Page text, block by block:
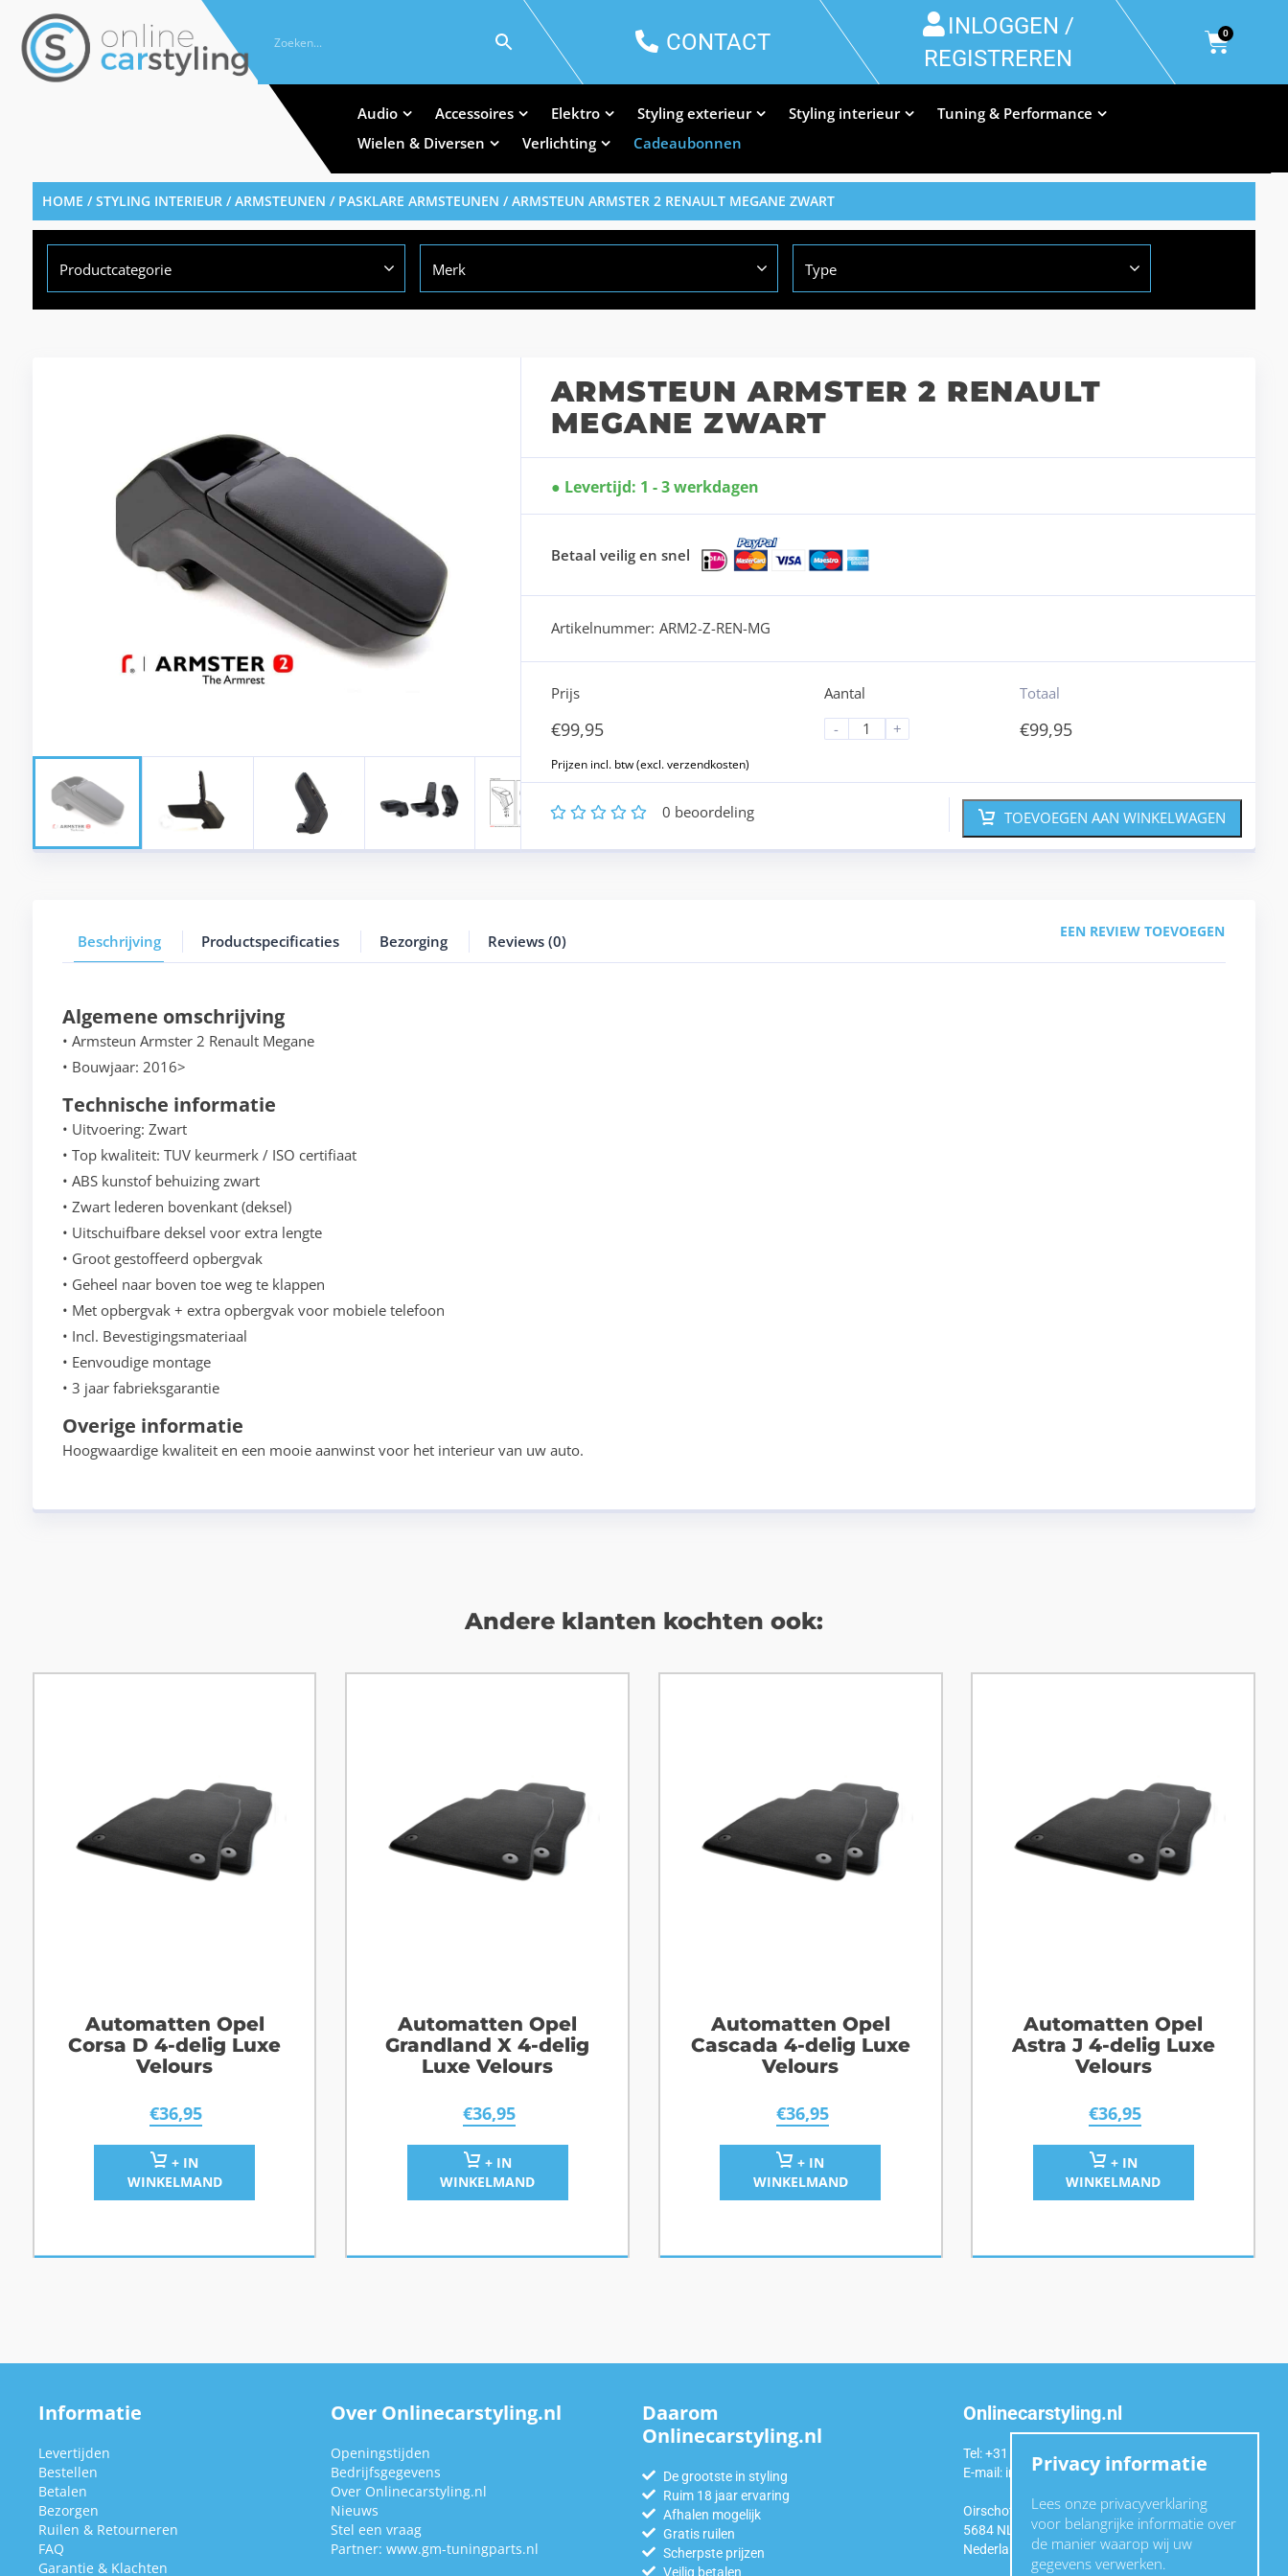
CONTACT
INLOGGEN /
REGISTREREN
0
Audio Accessoires Elektro Styling exterieur Styling interieur
Tuning & Performance
Wielen & Diversen
Verlichting Cadeaubonnen
HOME /STYLING INTERIEUR/ARMSTEUNEN / PASKLARE ARMSTEUNEN / ARMSTEUN ARMSTER 2 RENAULT MEGANE ZWART
Productcategorie Merk Type
ARMSTEUN ARMSTER 2 RENAULT
MEGANE ZWART
Levertijd: 1 - 3 werkdagen
Betaal veilig en snel
Artikelnummer: ARM2-Z-REN-MG
Prijs
€99,95
Aantal
-
+
Totaal
€99,95
5
4
3
2 0 beoordeling TOEVOEGEN AAN WINKELWAGEN
Beschrijving Productspecificaties Bezorging Reviews (0)
EEN REVIEW TOEVOEGEN
Algemene omschrijving
• Armsteun Armster 2 Renault Megane
• Bouwjaar: 2016>
Technische informatie
• Uitvoering: Zwart
• Top kwaliteit: TUV keurmerk / ISO certifiaat
• ABS kunstof behuizing zwart
• Zwart lederen bovenkant (deksel)
• Uitschuifbare deksel voor extra lengte
• Groot gestoffeerd opbergvak
• Geheel naar boven toe weg te klappen
• Met opbergvak + extra opbergvak voor mobiele telefoon
• Incl. Bevestigingsmateriaal
• Eenvoudige montage
• 3 jaar fabrieksgarantie
Overige informatie
Hoogwaardige kwaliteit en een mooie aanwinst voor het interieur van uw auto.
Andere klanten kochten ook:
Automatten Opel
Corsa D 4-delig Luxe
Velours
€36,95
+ IN
WINKELMAND
Automatten Opel
Grandland X 4-delig
Luxe Velours
€36,95
+ IN
WINKELMAND
Automatten Opel
Cascada 4-delig Luxe
Velours
€36,95
+ IN
WINKELMAND
Automatten Opel
Astra J 4-delig Luxe
Velours
€36,95
+ IN
WINKELMAND
Informatie
Levertijden
Bestellen
Betalen
Bezorgen
Ruilen & Retourneren
FAQ
Garantie & Klachten
Over Onlinecarstyling.nl
Openingstijden
Bedrijfsgegevens
Over Onlinecarstyling.nl
Nieuws
Stel een vraag
Partner: www.gm-tuningparts.nl
Daarom
Onlinecarstyling.nl
De grootste in styling
Ruim 18 jaar ervaring
Afhalen mogelijk
Gratis ruilen
Scherpste prijzen
Veilig betalen
Onlinecarstyling.nl
Tel: +31 (0)6 54 98 49 99
E-mail: info@onlinecarstyling.nl
Oirschotseweg 92a
5684 NL Best
Nederland
Privacy informatie
Lees onze privacyverklaring
voor belangrijke informatie over
de manier waarop wij uw
gegevens verwerken.